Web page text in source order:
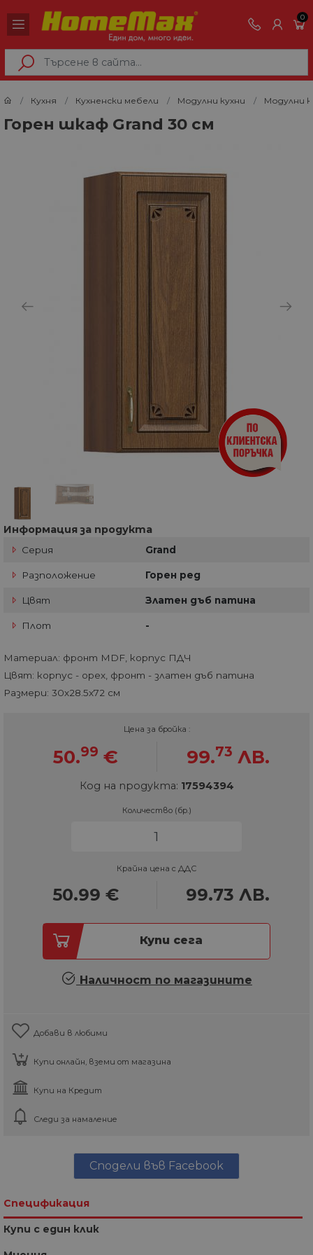
0
Кухня Кухненски мебели Модулни кухни Модулни
Горен шкаф Grand 30 см
Информация за продукта
Серия Grand
Разположение Горен ред
Цвят Златен дъб патина
Плот -
Материал: фронт MDF, корпус ПДЧ
Цвят: корпус - орех, фронт - златен дъб патина
Размери: 30х28.5х72 см
Цена за бройка :
50.99 € 99.73 ЛВ.
Код на продукта: 17594394
Количество (бр.)
Крайна цена с ДДС
50.99 € 99.73 ЛВ.
Купи сега
Наличност по магазините
Добави в любими
Купи онлайн, вземи от магазина
Купи на Кредит
Следи за намаление
Сподели във Facebook
Спецификация
Купи с един клик